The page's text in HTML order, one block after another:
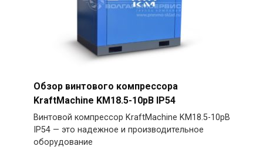
Обзор винтового компрессора
KraftMachine KM18.5-10рВ IP54
Винтовой компрессор KraftMachine KM18.5-10рВ
IP54 — это надежное и производительное
оборудование